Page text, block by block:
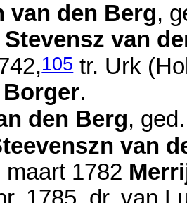
van den Berg,
Stevensz van
,105tr. Urk
.
den Berg,
van
maart 1782